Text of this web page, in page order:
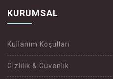
KURUMSAL
Kullanım Koşulları
Gizlilik & Güvenlik